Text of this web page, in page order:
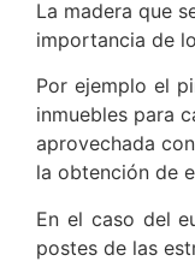
La madera que
importancia de
Por ejemplo el
inmuebles para
aprovechada
la obtención de
En el caso del
postes de las